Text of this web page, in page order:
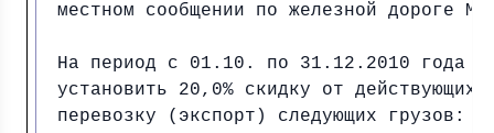
местном сообщении по железной дороге
На период с 01.10. по 31.12.2010 года
установить 20,0% скидку от действующих
перевозку (экспорт) следующих грузов: